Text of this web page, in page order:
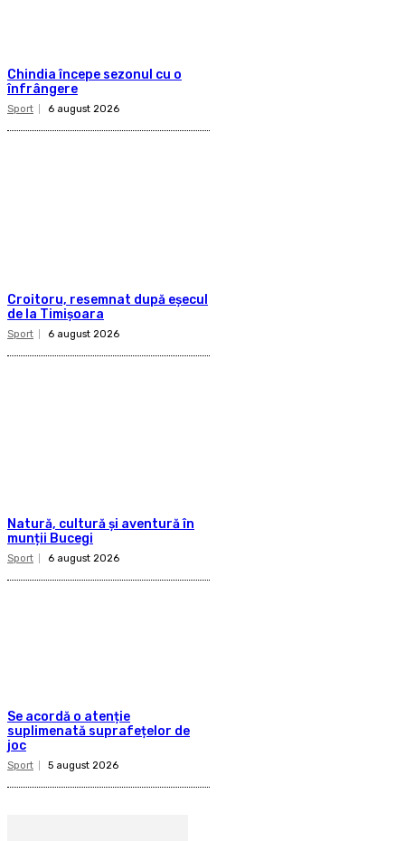
Chindia începe sezonul cu o
înfrângere
Sport 6 august 2026
Croitoru, resemnat după eșecul
de la Timișoara
Sport 6 august 2026
Natură, cultură și aventură în
munții Bucegi
Sport 6 august 2026
Se acordă o atenție
suplimenată suprafețelor de
joc
Sport 5 august 2026